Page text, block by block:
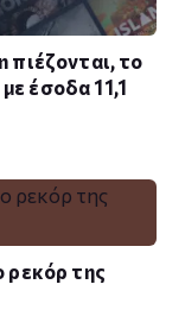
το
έσοδα 11,1
ρεκόρ της